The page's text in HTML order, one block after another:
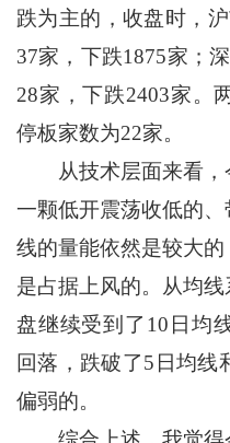
跌为主的，收盘时，
37家，下跌1875家；
28家，下跌2403家。
停板家数为22家。
从技术层面来看，
一颗低开震荡收低的
线的量能依然是较大
是占据上风的。从均
盘继续受到了10日均
回落，跌破了5日均线
偏弱的。